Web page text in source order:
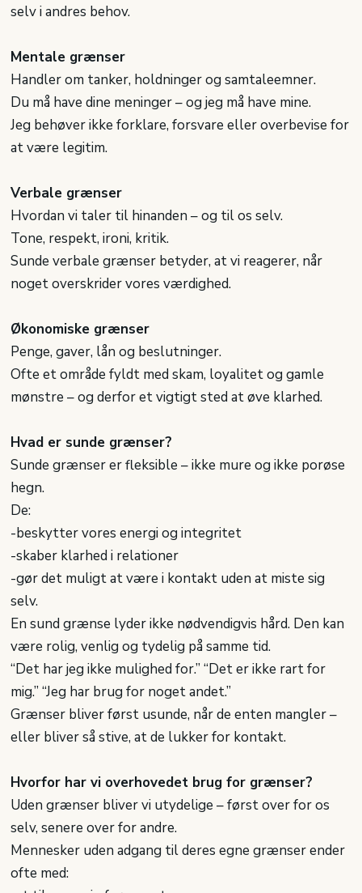
selv i andres behov.
Mentale grænser
Handler om tanker, holdninger og samtaleemner.
Du må have dine meninger – og jeg må have mine.
Jeg behøver ikke forklare, forsvare eller overbevise for
at være legitim.
Verbale grænser
Hvordan vi taler til hinanden – og til os selv.
Tone, respekt, ironi, kritik.
Sunde verbale grænser betyder, at vi reagerer, når
noget overskrider vores værdighed.
Økonomiske grænser
Penge, gaver, lån og beslutninger.
Ofte et område fyldt med skam, loyalitet og gamle
mønstre – og derfor et vigtigt sted at øve klarhed.
Hvad er sunde grænser?
Sunde grænser er fleksible – ikke mure og ikke porøse
hegn.
De:
-​beskytter vores energi og integritet
-​skaber klarhed i relationer
-​gør det muligt at være i kontakt uden at miste sig
selv.
En sund grænse lyder ikke nødvendigvis hård. Den kan
være rolig, venlig og tydelig på samme tid.
“Det har jeg ikke mulighed for.” “Det er ikke rart for
mig.” “Jeg har brug for noget andet.”
Grænser bliver først usunde, når de enten mangler –
eller bliver så stive, at de lukker for kontakt.
Hvorfor har vi overhovedet brug for grænser?
Uden grænser bliver vi utydelige – først over for os
selv, senere over for andre.
Mennesker uden adgang til deres egne grænser ender
ofte med: